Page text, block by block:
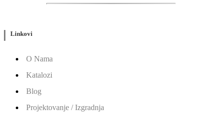
Linkovi
O Nama
Katalozi
Blog
Projektovanje / Izgradnja